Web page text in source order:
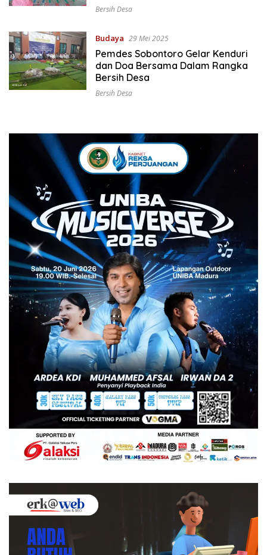
Bersih Desa
Budaya 29 Mei 2025
Pemdes Sobontoro Gelar Kenduri
dan Doa Bersama Dalam Rangka
Bersih Desa
Bersih Desa